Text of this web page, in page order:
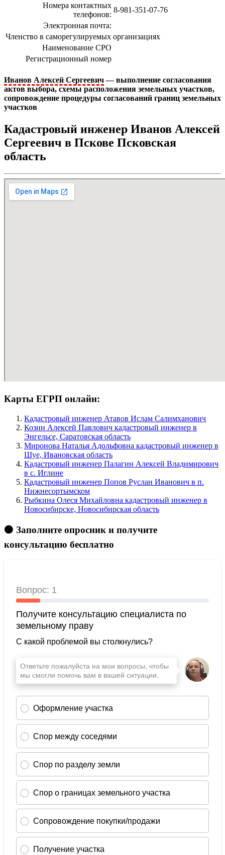
Номера контактных
телефонов:
8-981-351-07-76
Электронная почта:
Членство в саморегулируемых организациях
Наименование СРО
Регистрационный номер
Иванов Алексей Сергеевич— выполнение согласования
актов выбора, схемы расположения земельных участков,
сопровождение процедуры согласований границ земельных
участков
Кадастровый инженер Иванов Алексей
Сергеевич в Пскове Псковская
область
Карты ЕГРП онлайн:
Кадастровый инженер Атавов Ислам Салимханович
Козин Алексей Павлович кадастровый инженер в
Энгельсе, Саратовская область
Миронова Наталья Адольфовна кадастровый инженер в
Шуе, Ивановская область
Кадастровый инженер Палагин Алексей Владимирович
в c. Иглине
Кадастровый инженер Попов Руслан Иванович в п.
Нижнесортымском
Рыбкина Олеся Михайловна кадастровый инженер в
Новосибирске, Новосибирская область
🟠 Заполните опросник и получите
консультацию бесплатно